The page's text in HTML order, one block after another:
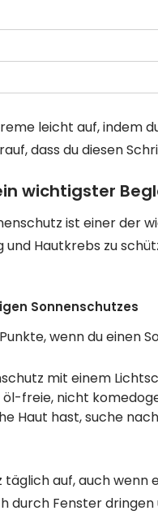
leicht auf, indem
dass du diesen
wichtigster
ist einer der
Hautkrebs zu
Sonnenschutzes
wenn du einen
mit einem
freie, nicht
Haut hast, suche
täglich auf, auch
durch Fenster